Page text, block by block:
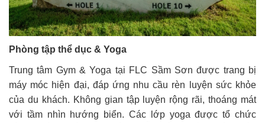
Phòng tập thể dục & Yoga
Trung tâm Gym & Yoga tại FLC Sầm Sơn được trang bị
máy móc hiện đại, đáp ứng nhu cầu rèn luyện sức khỏe
của du khách. Không gian tập luyện rộng rãi, thoáng mát
với tầm nhìn hướng biển. Các lớp yoga được tổ chức